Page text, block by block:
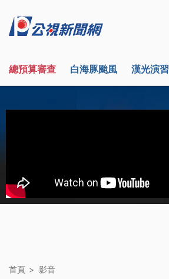
總預算審查 白海豚颱風 漢光演習
首頁 影音